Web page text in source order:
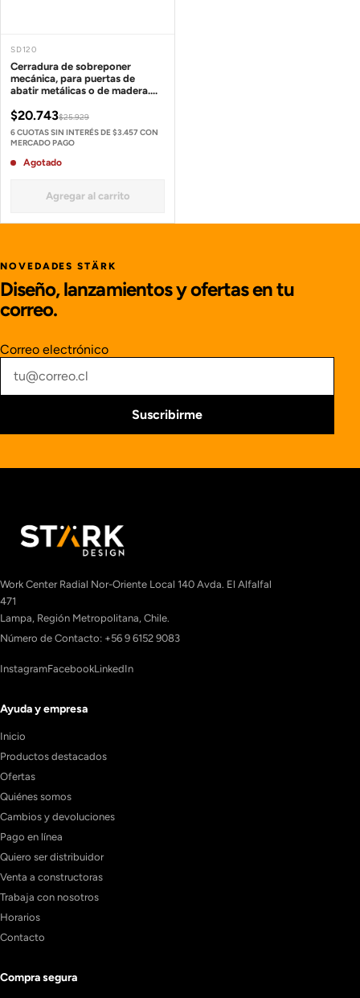
SD120
Cerradura de sobreponer
mecánica, para puertas de
abatir metálicas o de madera.
$20.743$25.929
6 CUOTAS SIN INTERÉS DE $3.457 CON
MERCADO PAGO
Agotado
Agregar al carrito
NOVEDADES STÄRK
Diseño, lanzamientos y ofertas en tu
correo.
Correo electrónico
Suscribirme
Work Center Radial Nor-Oriente Local 140 Avda. El Alfalfal
471
Lampa, Región Metropolitana, Chile.
Número de Contacto: +56 9 6152 9083
InstagramFacebookLinkedIn
Ayuda y empresa
Inicio
Productos destacados
Ofertas
Quiénes somos
Cambios y devoluciones
Pago en línea
Quiero ser distribuidor
Venta a constructoras
Trabaja con nosotros
Horarios
Contacto
Compra segura